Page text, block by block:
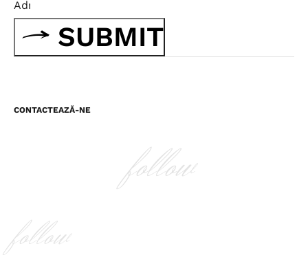
SUBMIT
CONTACTEAZĂ-NE
follow
follow